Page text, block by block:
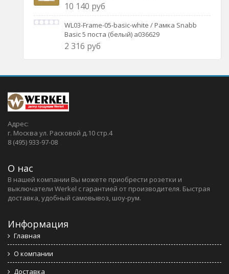
10 140 руб
WL03-Frame-05-basic-white / Рамка Snabb
Basic 5 поста (белый) a036629
2 316 руб
Адрес:
г. Москва ул. Расковой д.10 стр.4
8 (495) 933-97-08
О нас
В нашей компании Вы можете приобрести розетки и
выключатели Werkel c гарантией от производителя. Быстрая
доставка, удобный самовывоз, шоу-рум.
Информация
Главная
О компании
Доставка